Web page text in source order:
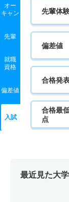
オー
キャン
先輩
就職
資格
偏差値
入試
先輩体
偏差値
合格発
合格最
点
最近見た大学